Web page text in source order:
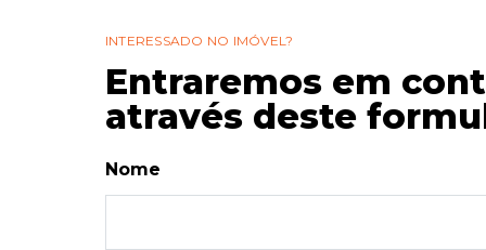
INTERESSADO NO IMÓVEL?
Entraremos em
através deste
Nome